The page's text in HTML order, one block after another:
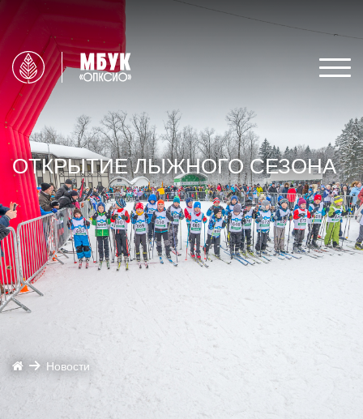
ОТКРЫТИЕ ЛЫЖНОГО СЕЗОНА
Новости